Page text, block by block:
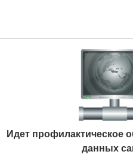
Идет профилактическое
данных